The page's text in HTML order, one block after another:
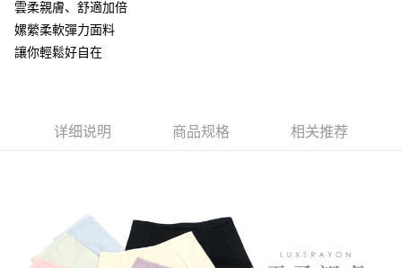
【缴款方式说明】
1. 分期款项不并入电信账单，“大哥付你分期”于每月结算日后寄送缴费提醒
短信。
2. 通过短信链接打开账单后，可选择 “超商条码／台湾大直营门市／银行转
1. 本服务系由 “台湾大哥大股份有限公司”所提供，让用户于交易时，得通过
本服务购买商品或服务，并由商店将买卖／分期付款买卖价金债权让与本公
3. 完整用户服务条款，请详阅以下链接：https://oppay.tw/userRule
APP於四大便利商店‧ATM/網銀等方式進行付款。
出。使用AFTEE下訂可以延長您收到商品前的繳費天數，但無法保證一定能
1. 初次使用 AFTEE 時，將依認證結果及本公司審查結果，核予每個人不同
之上限額度
2. 結帳金額須大於NT$30
3. 目前僅支援台灣會員
货到付款
运送方式
付款後全家取貨
每笔NT$80，满NT$799(含以上)免运费
付款後萊爾富取貨
雲柔親膚、舒適加倍
嫘縈柔軟彈力面料
讓你輕鬆好自在
详细说明 商品规格 相关推荐